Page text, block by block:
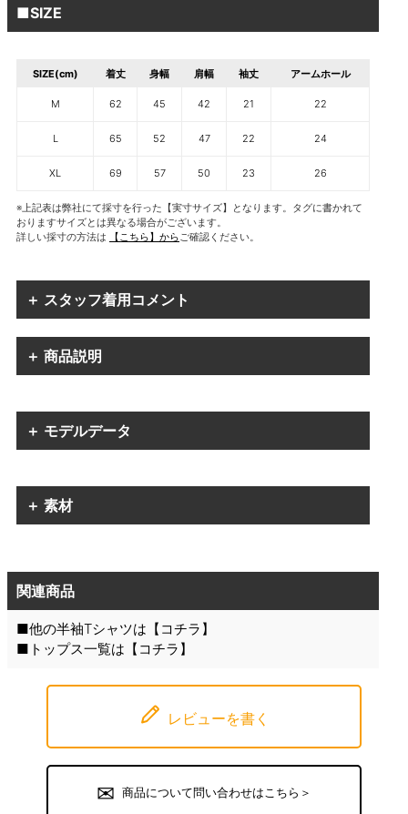
■SIZE
SIZE(cm) 着丈 身幅 肩幅 袖丈 アームホール
M 62 45 42 21 22
L 65 52 47 22 24
XL 69 57 50 23 26
※上記表は弊社にて採寸を行った【実寸サイズ】となります。タグに書かれて
おりますサイズとは異なる場合がございます。
詳しい採寸の方法は
【こちら】からご確認ください。
＋ スタッフ着用コメント
＋ 商品説明
＋ モデルデータ
＋ 素材
関連商品
■他の半袖Tシャツは【 コチラ 】
■トップス一覧は【 コチラ 】
レビューを書く
商品について問い合わせはこちら＞